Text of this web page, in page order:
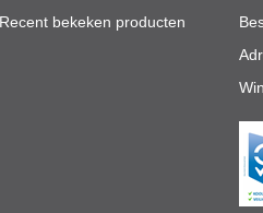
Recent bekeken producten